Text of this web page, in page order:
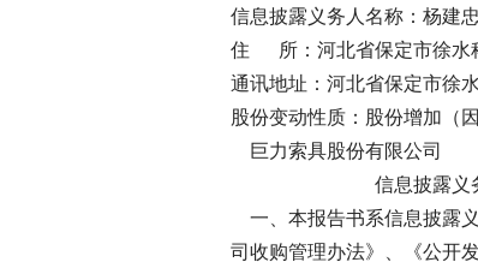
信息披露义务人名称：杨建忠
住 所：河北省保定市徐水
通讯地址：河北省保定市徐
股份变动性质：股份增加（
巨力索具股份有限
信息披露义务
一、本报告书系信息披露
司收购管理办法》、《公开